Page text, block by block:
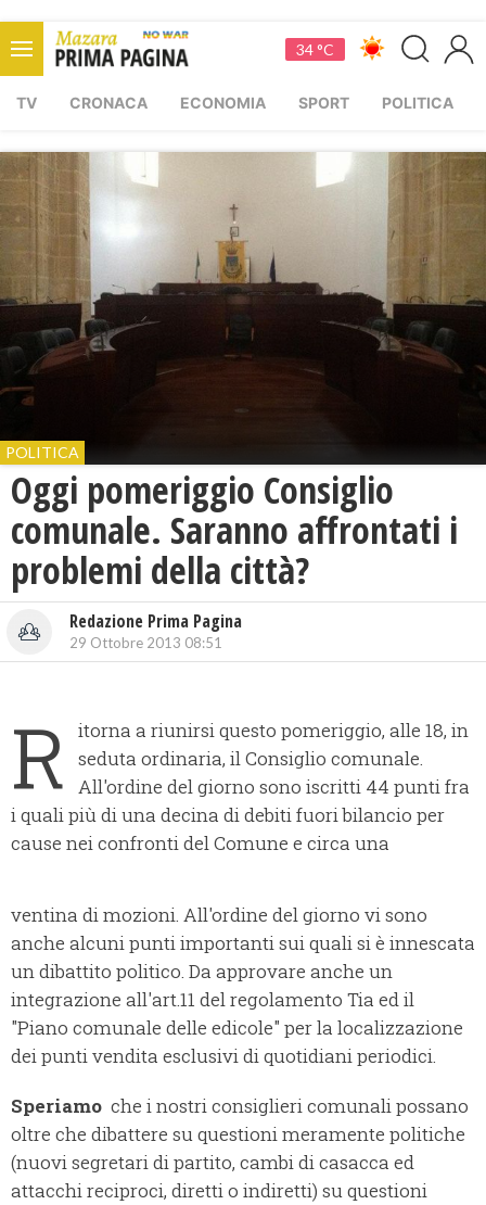
34 °C
TV CRONACA ECONOMIA SPORT POLITICA
POLITICA
Oggi pomeriggio Consiglio
comunale. Saranno affrontati i
problemi della città?
Redazione Prima Pagina
29 Ottobre 2013 08:51
R
itorna a riunirsi questo pomeriggio, alle 18, in
seduta ordinaria, il Consiglio comunale.
All'ordine del giorno sono iscritti 44 punti fra
i quali più di una decina di debiti fuori bilancio per
cause nei confronti del Comune e circa una
ventina di mozioni. All'ordine del giorno vi sono
anche alcuni punti importanti sui quali si è innescata
un dibattito politico. Da approvare anche un
integrazione all'art.11 del regolamento Tia ed il
"Piano comunale delle edicole" per la localizzazione
dei punti vendita esclusivi di quotidiani periodici.
Speriamo che i nostri consiglieri comunali possano
oltre che dibattere su questioni meramente politiche
(nuovi segretari di partito, cambi di casacca ed
attacchi reciproci, diretti o indiretti) su questioni